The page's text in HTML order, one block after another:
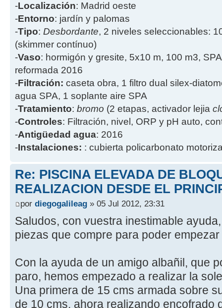
-Localización: Madrid oeste
-Entorno: jardín y palomas
-Tipo: Desbordante, 2 niveles seleccionables:
(skimmer contínuo)
-Vaso: hormigón y gresite, 5x10 m, 100 m3,
reformada 2016
-Filtración: caseta obra, 1 filtro dual silex-
agua SPA, 1 soplante aire SPA
-Tratamiento: bromo (2 etapas, activador lejia
-Controles: Filtración, nivel, ORP y pH auto,
-Antigüedad agua: 2016
-Instalaciones: : cubierta policarbonato
Re: PISCINA ELEVADA DE
REALIZACION DESDE EL
por diegogalileag » 05 Jul 2012, 23:31
Saludos, con vuestra inestimable
piezas que compre para poder
Con la ayuda de un amigo albañil, que
paro, hemos empezado a realizar la
Una primera de 15 cms armada sobre
de 10 cms, ahora realizando encofrado